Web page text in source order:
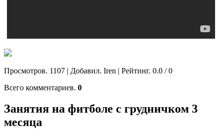
Просмотров. 1107 | Добавил. Iren | Рейтинг. 0.0 / 0
Всего комментариев. 0
Занятия на фитболе с грудничком 3
месяца